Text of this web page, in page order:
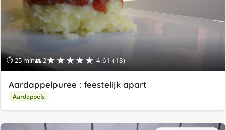
⏱ 25 min👥 2★★★★★ 4.61 (18)
Aardappelpuree : feestelijk apart
Aardappels